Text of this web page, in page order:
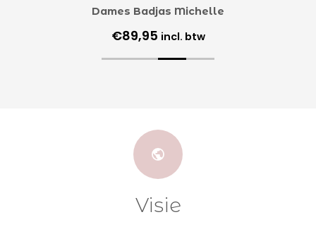
Dames Badjas Michelle
€89,95 incl. btw
Visie